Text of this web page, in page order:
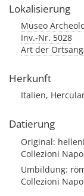
Lokalisierung
Museo
Inv.-Nr. 5028
Art der
Herkunft
Italien,
Datierung
Original:
Collezioni
Umbildung:
Collezioni